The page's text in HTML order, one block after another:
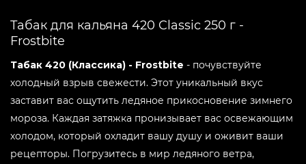
Табак для кальяна 420 Classic 250 г -
Frostbite
Табак 420 (Классика) - Frostbite - почувствуйте
холодный взрыв свежести. Этот уникальный вкус
заставит вас ощутить ледяное прикосновение зимнего
мороза. Каждая затяжка пронизывает вас освежающим
холодом, который охладит вашу душу и оживит ваши
рецепторы. Погрузитесь в мир ледяного ветра,